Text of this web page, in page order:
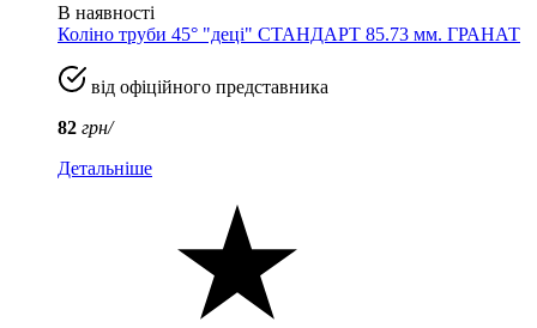
В наявності
Коліно труби 45° "деці" СТАНДАРТ 85.73 мм. ГРАНАТ
від офіційного представника
82 грн/
Детальніше